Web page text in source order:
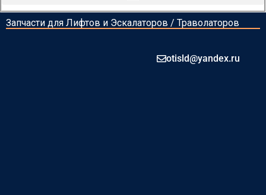
Запчасти для Лифтов и Эскалаторов / Траволаторов
otisld@yandex.ru